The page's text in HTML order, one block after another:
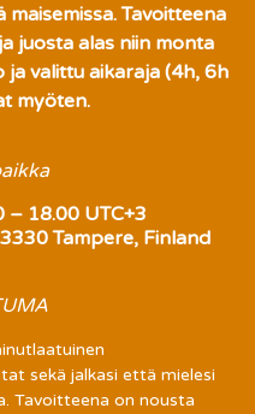
Tavoitteena
juosta alas niin monta
valittu aikaraja (4h, 6h
myöten.
– 18.00 UTC+3
Tampere, Finland
sekä jalkasi että mielesi
Tavoitteena on nousta